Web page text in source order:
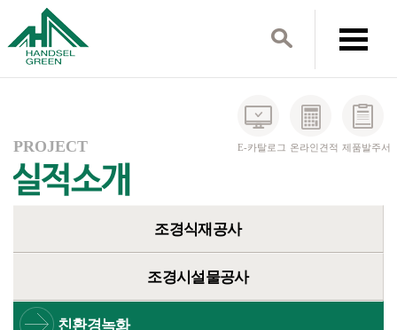
E-카탈로그 온라인견적 제품발주서
PROJECT
조경식재공사
조경시설물공사
친환경녹화